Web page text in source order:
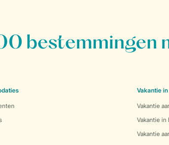
bestemmingen
Vakantie
Vakantie
Vakantie in
Vakantie